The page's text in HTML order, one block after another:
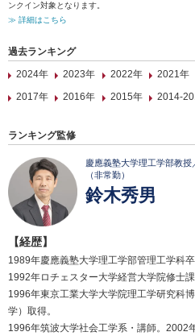
ンクイン対象となります。
≫ 詳細はこちら
過去ランキング
2024年
2023年 2022年 2021年
2017年
2016年 2015年 2014-
ランキング監修
慶應義塾大学理工学部教
（非常勤）
鈴木秀男
【経歴】
1989年慶應義塾大学理工学部管理工学科卒
1992年ロチェスター大学経営大学院修士課
1996年東京工業大学大学院理工学研究科
学）取得。
1996年筑波大学社会工学系・講師。2002